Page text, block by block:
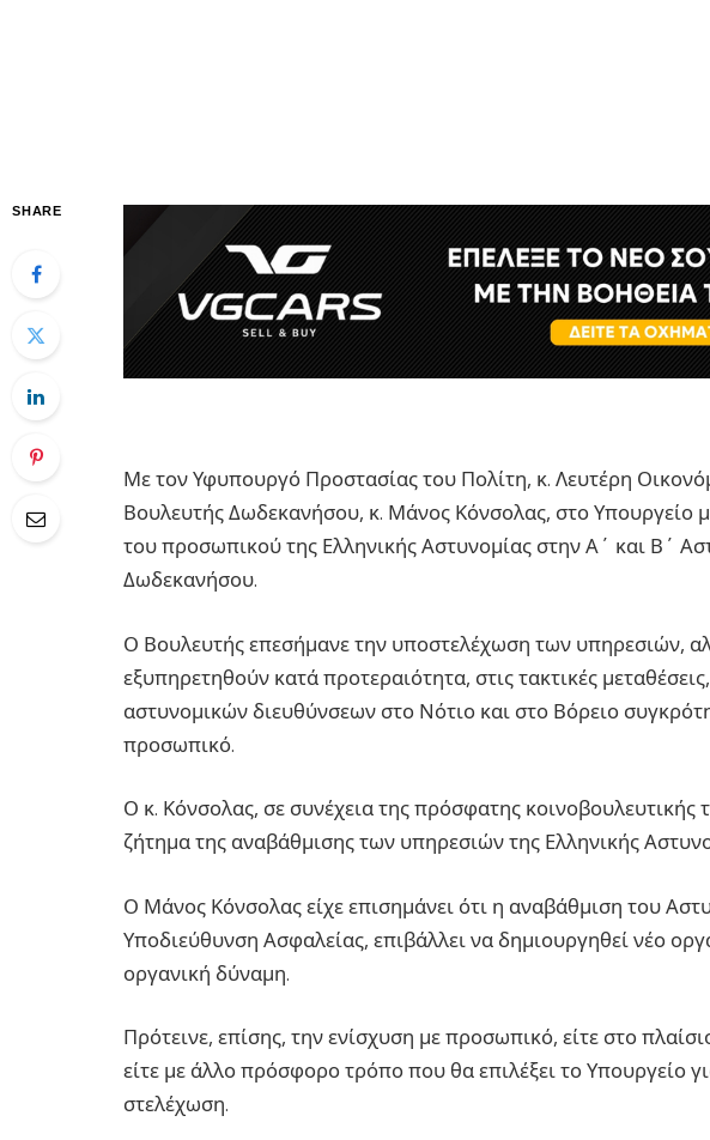
SHARE
Με τον Υφυπουργό Προστασίας του Πολίτη, κ. Λευτέρη
Βουλευτής Δωδεκανήσου, κ. Μάνος Κόνσολας, στο Υπουργείο
του προσωπικού της Ελληνικής Αστυνομίας στην Α΄ και Β΄
Δωδεκανήσου.
Ο Βουλευτής επεσήμανε την υποστελέχωση των υπηρεσιών,
εξυπηρετηθούν κατά προτεραιότητα, στις τακτικές
αστυνομικών διευθύνσεων στο Νότιο και στο Βόρειο
προσωπικό.
Ο κ. Κόνσολας, σε συνέχεια της πρόσφατης κοινοβουλευτικής
ζήτημα της αναβάθμισης των υπηρεσιών της Ελληνικής
Ο Μάνος Κόνσολας είχε επισημάνει ότι η αναβάθμιση του
Υποδιεύθυνση Ασφαλείας, επιβάλλει να δημιουργηθεί νέο
οργανική δύναμη.
Πρότεινε, επίσης, την ενίσχυση με προσωπικό, είτε στο
είτε με άλλο πρόσφορο τρόπο που θα επιλέξει το Υπουργείο
στελέχωση.